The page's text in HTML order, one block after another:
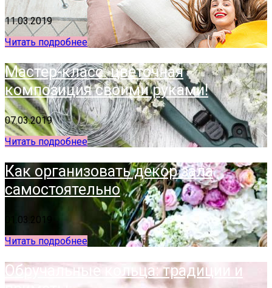
11.03.2019
Читать подробнее
Мастер-класс: цветочная
композиция своими руками!
07.03.2019
Читать подробнее
Как организовать декор зала
самостоятельно
01.03.2019
Читать подробнее
Обручальные кольца: традиции и